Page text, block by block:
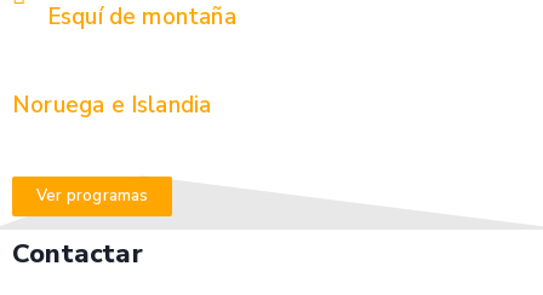
Esquí de montaña
Noruega e Islandia
Ver programas
Contactar